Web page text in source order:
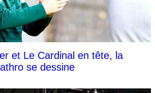
et Le Cardinal en tête, la
se dessine